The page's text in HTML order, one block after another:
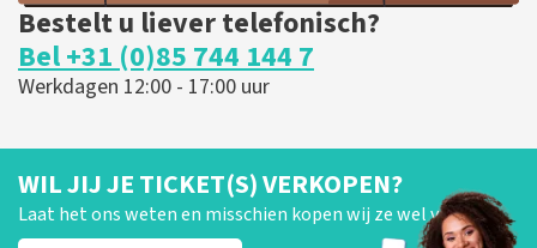
Bestelt u liever telefonisch?
Bel +31 (0)85 744 144 7
Werkdagen 12:00 - 17:00 uur
WIL JIJ JE TICKET(S) VERKOPEN?
Laat het ons weten en misschien kopen wij ze wel van je!